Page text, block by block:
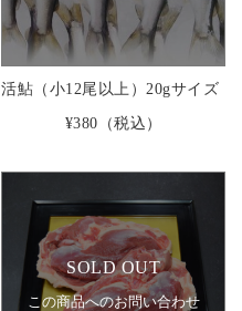
活鮎（小12尾以上）20gサイズ
¥380 （税込）
SOLD OUT
この商品へのお問い合わせ